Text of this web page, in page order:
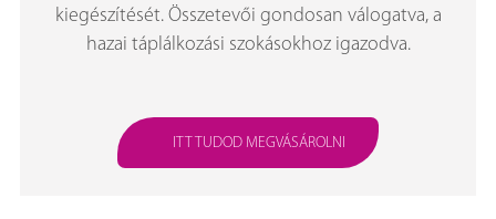
kiegészítését. Összetevői gondosan válogatva, a
hazai táplálkozási szokásokhoz igazodva.
ITT TUDOD MEGVÁSÁROLNI